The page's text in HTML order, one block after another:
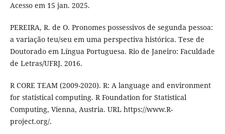
Acesso em 15 jan. 2025.
PEREIRA, R. de O. Pronomes possessivos de segunda pessoa:
a variação teu/seu em uma perspectiva histórica. Tese de
Doutorado em Língua Portuguesa. Rio de Janeiro: Faculdade
de Letras/UFRJ. 2016.
R CORE TEAM (2009-2020). R: A language and environment
for statistical computing. R Foundation for Statistical
Computing, Vienna, Austria. URL https://www.R-
project.org/.